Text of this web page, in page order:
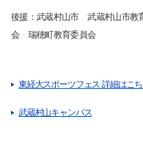
TKU
後援：武蔵村山市武蔵村山市
会 瑞穂町教育委員会
東経大スポーツフェス 詳細はこ
武蔵村山キャンパス